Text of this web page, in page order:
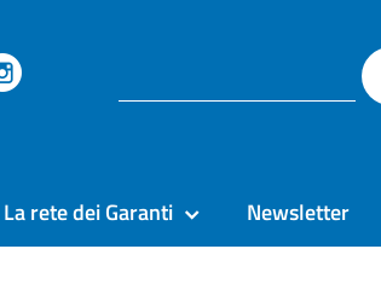
La rete dei Garanti Newsletter